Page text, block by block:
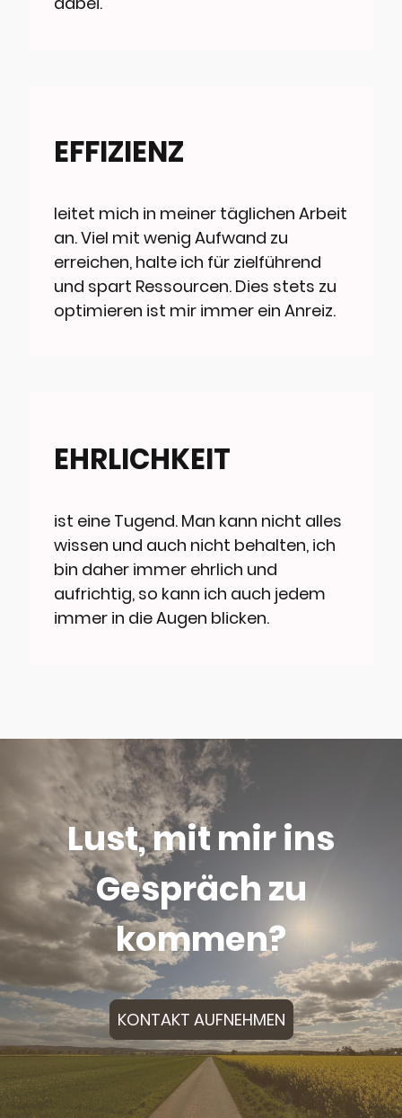
EFFIZIENZ
leitet mich in meiner täglichen Arbeit
an. Viel mit wenig Aufwand zu
erreichen, halte ich für zielführend
und spart Ressourcen. Dies stets zu
optimieren ist mir immer ein Anreiz.
EHRLICHKEIT
ist eine Tugend. Man kann nicht alles
wissen und auch nicht behalten, ich
bin daher immer ehrlich und
aufrichtig, so kann ich auch jedem
immer in die Augen blicken.
Lust, mit mir ins
Gespräch zu
kommen?
KONTAKT AUFNEHMEN